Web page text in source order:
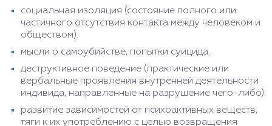
социальная изоляция (состояние полного или
частичного отсутствия контакта между человеком и
обществом).
мысли о самоубийстве, попытки суицида.
деструктивное поведение (практические или
вербальные проявления внутренней деятельности
индивида, направленные на разрушение чего-либо).
развитие зависимостей от психоактивных веществ,
тяги к их употреблению с целью возвращения